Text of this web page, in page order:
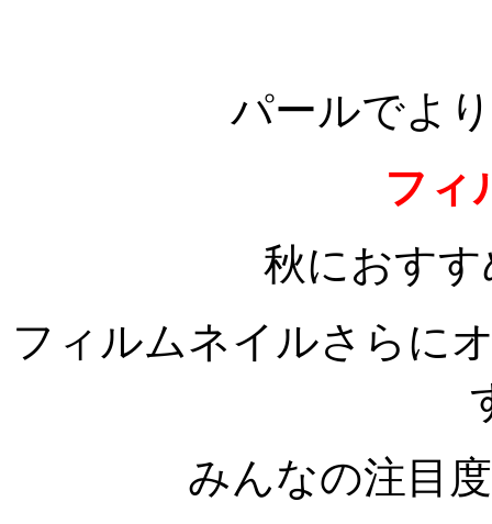
パールでよ
フィ
秋におす
フィルムネイルさらに
みんなの注目